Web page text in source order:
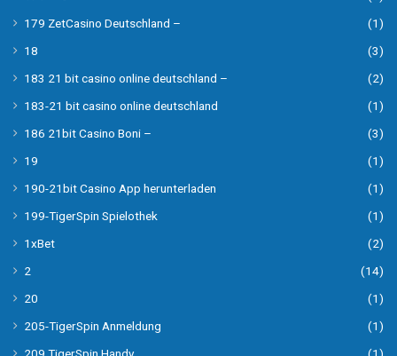
179 ZetCasino Deutschland –
(1)
18
(3)
183 21 bit casino online deutschland –
(2)
183-21 bit casino online deutschland
(1)
186 21bit Casino Boni –
(3)
19
(1)
190-21bit Casino App herunterladen
(1)
199-TigerSpin Spielothek
(1)
1xBet
(2)
2
(14)
20
(1)
205-TigerSpin Anmeldung
(1)
209 TigerSpin Handy
(1)